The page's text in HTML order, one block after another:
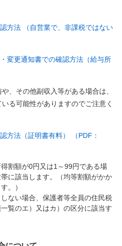
方法 （自営業で、非課税ではない
変更通知書での確認方法（給与所
、その他副収入等がある場合は、
る可能性がありますのでご注意く
方法（証明書有料） （PDF：
割額が0円又は1～99円である場
に該当します。（均等割額がかか
。）
ない場合、保護者等全員の住民税
覧のエ）又はカ）の区分に該当す